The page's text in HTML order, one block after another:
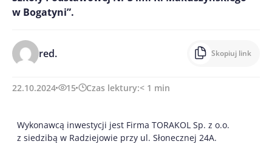
w Bogatyni”.
red. Skopiuj link
22.10.2024 15 Czas lektury:< 1 min
Wykonawcą inwestycji jest Firma TORAKOL Sp. z o.o.
z siedzibą w Radziejowie przy ul. Słonecznej 24A.